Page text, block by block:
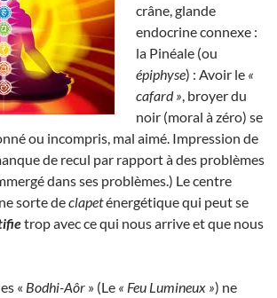
crâne, glande
endocrine connexe :
la Pinéale (ou
épiphyse) : Avoir le «
cafard » , broyer du
noir (moral à zéro) se
ou incompris, mal aimé. Impression de
de recul par rapport à des problèmes
dans ses problèmes.) Le centre
sorte declapeténergétique qui peut se
trop avec ce qui nous arrive et que nous
« Bodhi-Aôr » (Le « Feu Lumineux ») ne